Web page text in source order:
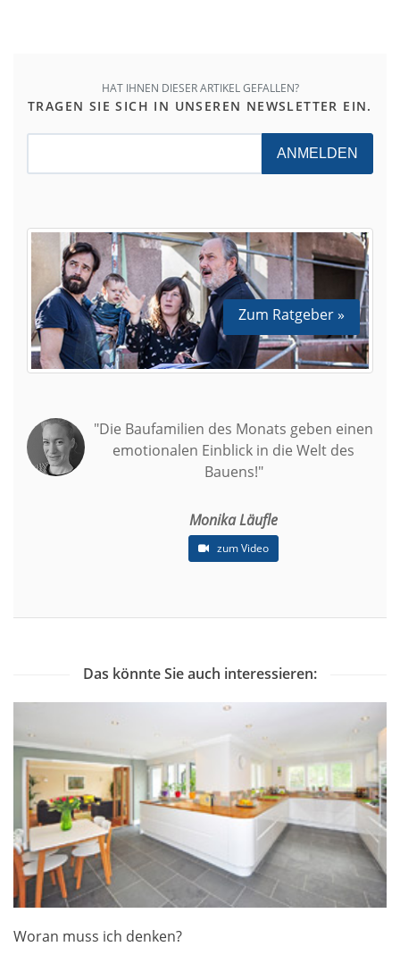
HAT IHNEN DIESER ARTIKEL GEFALLEN?
TRAGEN SIE SICH IN UNSEREN NEWSLETTER EIN.
ANMELDEN
Zum Ratgeber »
"Die Baufamilien des Monats geben einen
emotionalen Einblick in die Welt des
Bauens!"
Monika Läufle
zum Video
Das könnte Sie auch interessieren:
Woran muss ich denken?